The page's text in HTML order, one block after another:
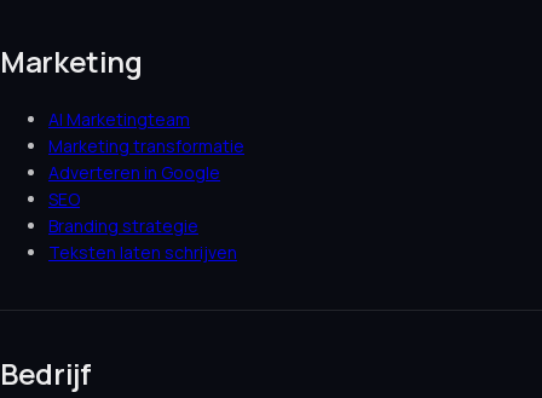
Marketing
AI Marketingteam
Marketing transformatie
Adverteren in Google
SEO
Branding strategie
Teksten laten schrijven
Bedrijf